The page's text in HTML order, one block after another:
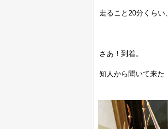
走ること20分くらい
さあ！到着。
知人から聞いて来た